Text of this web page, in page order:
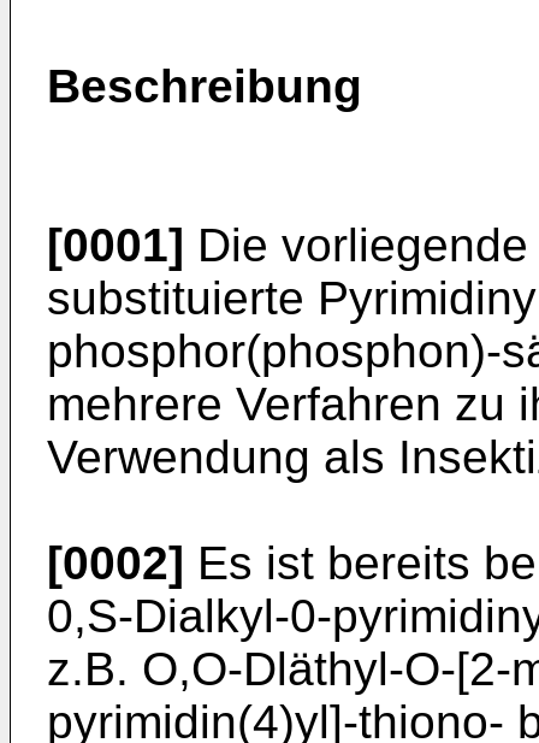
Beschreibung
[0001] Die
substituierte
phosphor(phosphon)-
mehrere Verfahren zu
Verwendung als
[0002] Es ist bereits
0,S-Dialkyl-0-
z.B. O,O-Dläthyl-O-[2-
pyrimidin(4)yl]-thiono-